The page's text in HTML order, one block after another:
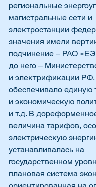
региональные
магистральные сети и
электростанции
значения имели
подчинение – РАО
до него –
и электрификации РФ,
обеспечивало единую
и экономическую
и т.д. В
величина тарифов,
электрическую
устанавливалась на
государственном
плановая система